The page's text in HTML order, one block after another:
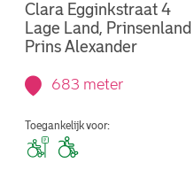
Clara Egginkstraat 4
Lage Land,
Prins Alexander
683 meter
Toegankelijk voor: